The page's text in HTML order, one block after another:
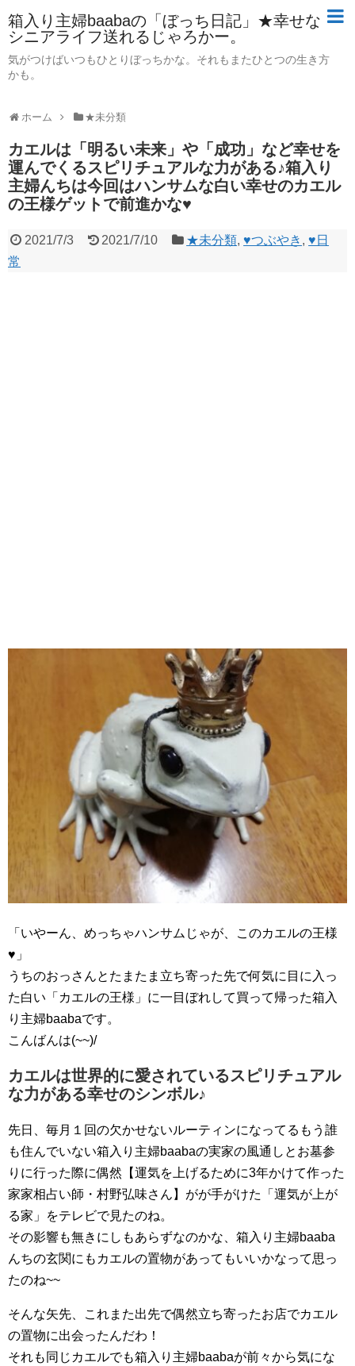
箱入り主婦baabaの「ぼっち日記」★幸せな
シニアライフ送れるじゃろかー。
気がつけばいつもひとりぼっちかな。それもまたひとつの生き方
かも。
ホーム ★未分類
カエルは「明るい未来」や「成功」など幸せを
運んでくるスピリチュアルな力がある♪箱入り
主婦んちは今回はハンサムな白い幸せのカエル
の王様ゲットで前進かな♥
2021/7/3 2021/7/10 ★未分類,♥つぶやき ,♥日
常
「いやーん、めっちゃハンサムじゃが、このカエルの王様
♥」
うちのおっさんとたまたま立ち寄った先で何気に目に入っ
た白い「カエルの王様」に一目ぼれして買って帰った箱入
り主婦baabaです。
こんばんは(~~)/
カエルは世界的に愛されているスピリチュアル
な力がある幸せのシンボル♪
先日、毎月１回の欠かせないルーティンになってるもう誰
も住んでいない箱入り主婦baabaの実家の風通しとお墓参
りに行った際に偶然【運気を上げるために3年かけて作った
家家相占い師・村野弘味さん】がが手がけた「運気が上が
る家」をテレビで見たのね。
その影響も無きにしもあらずなのかな、箱入り主婦baaba
んちの玄関にもカエルの置物があってもいいかなって思っ
たのね~~
そんな矢先、これまた出先で偶然立ち寄ったお店でカエル
の置物に出会ったんだわ！
それも同じカエルでも箱入り主婦baabaが前々から気にな